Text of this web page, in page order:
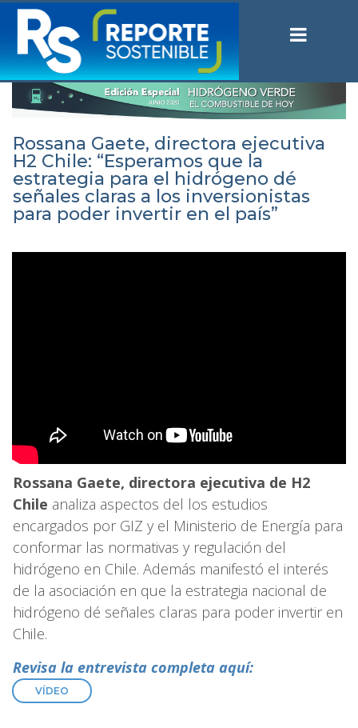
Rossana Gaete, directora ejecutiva
H2 Chile: “Esperamos que la
estrategia para el hidrógeno dé
señales claras a los inversionistas
para poder invertir en el país”
Rossana Gaete, directora ejecutiva de H2
Chile analiza aspectos del los estudios
encargados por GIZ y el Ministerio de Energía para
conformar las normativas y regulación del
hidrógeno en Chile. Además manifestó el interés
de la asociación en que la estrategia nacional de
hidrógeno dé señales claras para poder invertir en
Chile.
Revisa la entrevista completa aquí:
VÍDEO